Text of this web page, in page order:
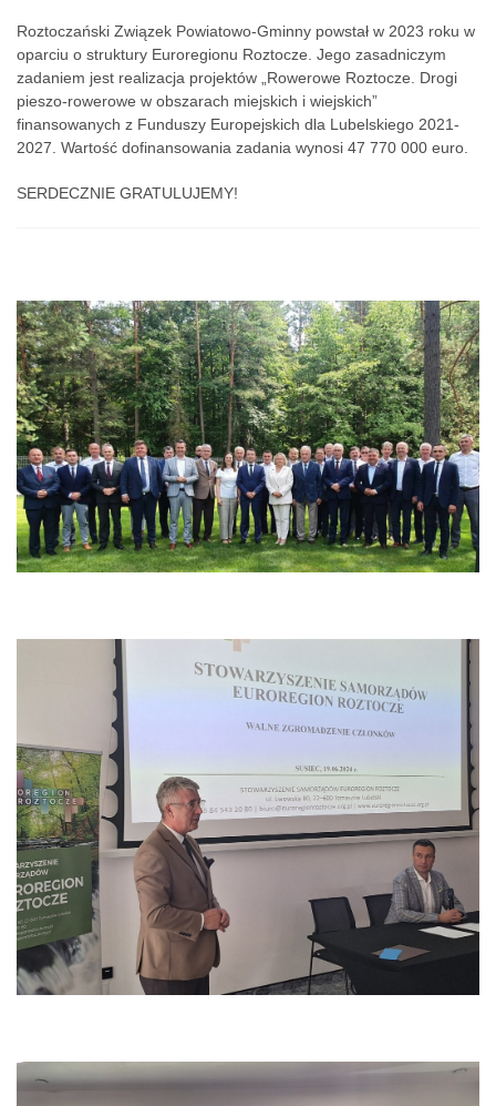
Roztoczański Związek Powiatowo-Gminny powstał w 2023 roku w
oparciu o struktury Euroregionu Roztocze. Jego zasadniczym
zadaniem jest realizacja projektów „Rowerowe Roztocze. Drogi
pieszo-rowerowe w obszarach miejskich i wiejskich”
finansowanych z Funduszy Europejskich dla Lubelskiego 2021-
2027. Wartość dofinansowania zadania wynosi 47 770 000 euro.
SERDECZNIE GRATULUJEMY!